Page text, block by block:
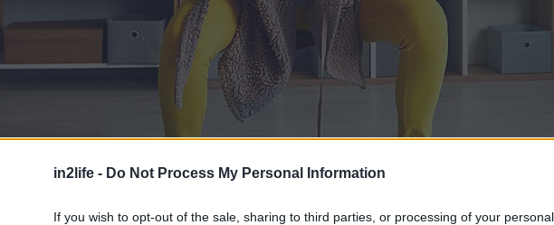
in2life - Do Not Process My Personal Information
If you wish to opt-out of the sale, sharing to third parties, or processing of your